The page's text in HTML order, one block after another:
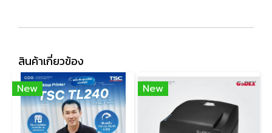
สินค้าเกี่ยวข้อง
New New